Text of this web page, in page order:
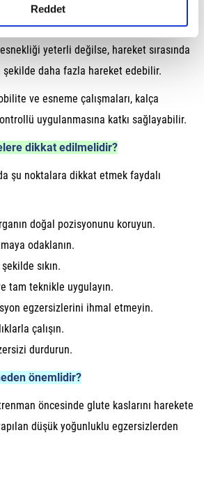
için lütfentıklayınız.
Reddet
yeterli değilse, hareket sırasında
daha fazla hareket edebilir.
ve esneme çalışmaları, kalça
uygulanmasına katkı sağlayabilir.
dikkat edilmelidir?
şu noktalara dikkat etmek faydalı
doğal pozisyonunu koruyun.
odaklanın.
sıkın.
tam teknikle uygulayın.
egzersizlerini ihmal etmeyin.
çalışın.
durdurun.
önemlidir?
öncesinde glute kaslarını harekete
düşük yoğunluklu egzersizlerden